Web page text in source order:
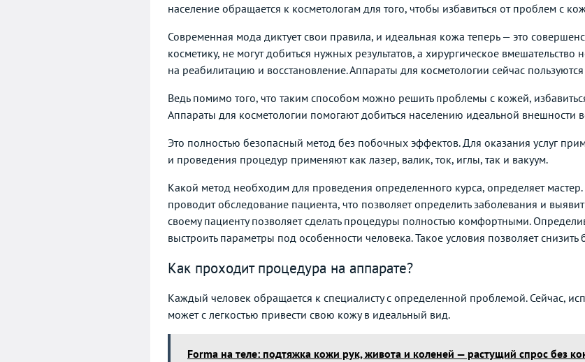
население обращается к косметологам для того, чтобы избавиться от проблем с
Современная мода диктует свои правила, и идеальная кожа теперь — это
косметику, не могут добиться нужных результатов, а хирургическое
на реабилитацию и восстановление. Аппараты для косметологии сейчас
Ведь помимо того, что таким способом можно решить проблемы с кожей,
Аппараты для косметологии помогают добиться населению идеальной внешности
Это полностью безопасный метод без побочных эффектов. Для оказания услуг
и проведения процедур применяют как лазер, валик, ток, иглы, так и вакуум.
Какой метод необходим для проведения определенного курса, определяет
проводит обследование пациента, что позволяет определить заболевания и
своему пациенту позволяет сделать процедуры полностью комфортными.
выстроить параметры под особенности человека. Такое условия позволяет
Как проходит процедура на аппарате?
Каждый человек обращается к специалисту с определенной проблемой. Сейчас,
может с легкостью привести свою кожу в идеальный вид.
Forma на теле: подтяжка кожи рук, живота и коленей — растущий спрос без